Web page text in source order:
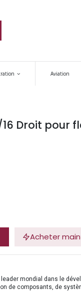
Aviation
16 Droit pour
Acheter
leader mondial dans le
de composants, de